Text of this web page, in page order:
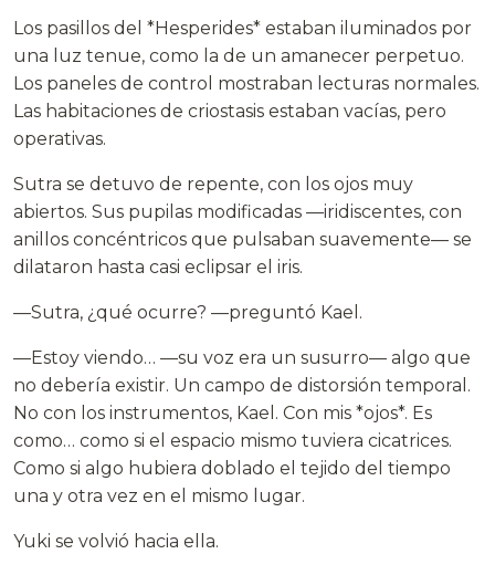
Los pasillos del *Hesperides* estaban iluminados por
una luz tenue, como la de un amanecer perpetuo.
Los paneles de control mostraban lecturas normales.
Las habitaciones de criostasis estaban vacías, pero
operativas.
Sutra se detuvo de repente, con los ojos muy
abiertos. Sus pupilas modificadas —iridiscentes, con
anillos concéntricos que pulsaban suavemente— se
dilataron hasta casi eclipsar el iris.
—Sutra, ¿qué ocurre? —preguntó Kael.
—Estoy viendo… —su voz era un susurro— algo que
no debería existir. Un campo de distorsión temporal.
No con los instrumentos, Kael. Con mis *ojos*. Es
como… como si el espacio mismo tuviera cicatrices.
Como si algo hubiera doblado el tejido del tiempo
una y otra vez en el mismo lugar.
Yuki se volvió hacia ella.